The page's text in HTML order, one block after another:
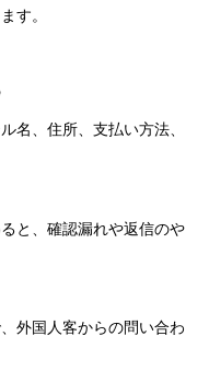
す。
名、住所、支払い方法、
と、確認漏れや返信のや
外国人客からの問い合わ